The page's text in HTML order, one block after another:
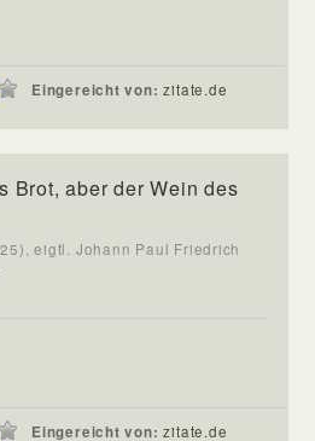
Eingereicht von:zitate.de
Brot, aber der Wein des
eigtl. Johann Paul Friedrich
Eingereicht von:zitate.de